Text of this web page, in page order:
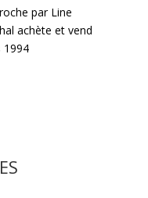
par Line
achète et vend
1994